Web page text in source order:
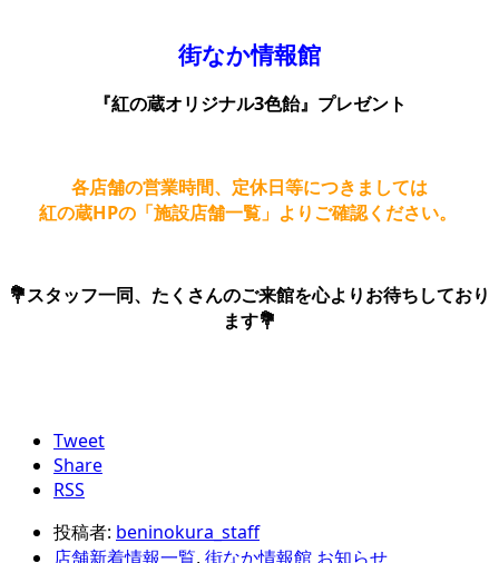
街なか情報館
『紅の蔵オリジナル3色飴』プレゼント
各店舗の営業時間、定休日等につきましては
紅の蔵HPの「施設店舗一覧」よりご確認ください。
💐スタッフ一同、たくさんのご来館を心よりお待ちしており
ます💐
Tweet
Share
RSS
投稿者: beninokura_staff
店舗新着情報一覧, 街なか情報館 お知らせ